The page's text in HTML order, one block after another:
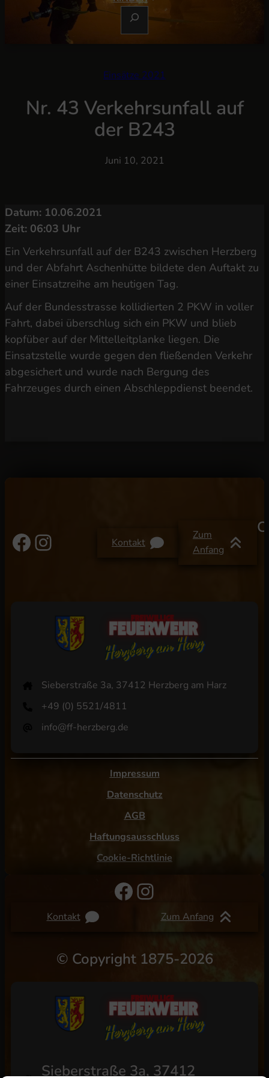
C
E
Einsätze 2021
Nr. 43 Verkehrsunfall auf
der B243
Juni 10, 2021
Datum: 10.06.2021
Zeit: 06:03 Uhr
Ein Verkehrsunfall auf der B243 zwischen Herzberg
und der Abfahrt Aschenhütte bildete den Auftakt zu
einer Einsatzreihe am heutigen Tag.
Auf der Bundesstrasse kollidierten 2 PKW in voller
Fahrt, dabei überschlug sich ein PKW und blieb
kopfüber auf der Mittelleitplanke liegen. Die
Einsatzstelle wurde gegen den fließenden Verkehr
abgesichert und wurde nach Bergung des
Fahrzeuges durch einen Abschleppdienst beendet.
Facebook Instagram Kontakt
Zum
Anfang
Sieberstraße 3a, 37412 Herzberg am Harz
+49 (0) 5521/4811
info@ff-herzberg.de
Impressum
Datenschutz
AGB
Haftungsausschluss
Cookie-Richtlinie
Facebook
Instagram
Kontakt Zum Anfang
© Copyright 1875-2026
Sieberstraße 3a, 37412